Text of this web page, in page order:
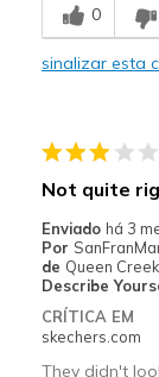
Stylish
Special
Width
Sizing
View On
0
sinalizar esta
Not quite
Enviado há 3
Por
de Queen
Describe
CRÍTICA EM
skechers.com
They didn't